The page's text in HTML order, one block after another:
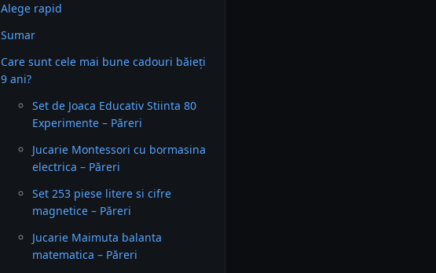
Alege rapid
Sumar
Care sunt cele mai bune cadouri băieți
9 ani?
Set de Joaca Educativ Stiinta 80
Experimente – Păreri
Jucarie Montessori cu bormasina
electrica – Păreri
Set 253 piese litere si cifre
magnetice – Păreri
Jucarie Maimuta balanta
matematica – Păreri